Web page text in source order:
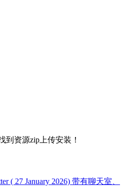
到资源zip上传安装！
( 27 January 2026) 带有聊天室、